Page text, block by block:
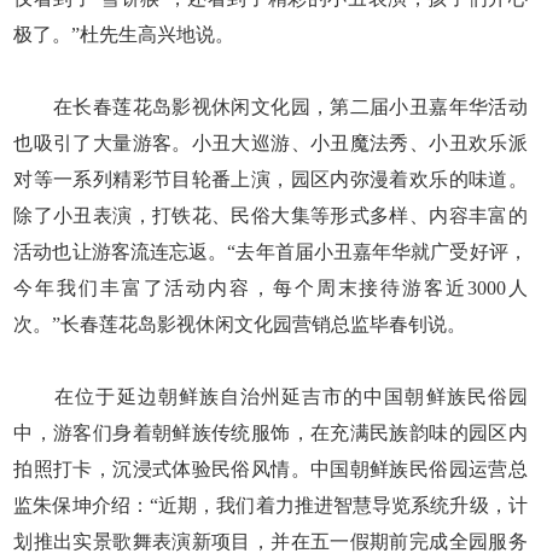
极了。”杜先生高兴地说。
在长春莲花岛影视休闲文化园，第二届小丑嘉年华活动
也吸引了大量游客。小丑大巡游、小丑魔法秀、小丑欢乐派
对等一系列精彩节目轮番上演，园区内弥漫着欢乐的味道。
除了小丑表演，打铁花、民俗大集等形式多样、内容丰富的
活动也让游客流连忘返。“去年首届小丑嘉年华就广受好评，
今年我们丰富了活动内容，每个周末接待游客近3000人
次。”长春莲花岛影视休闲文化园营销总监毕春钊说。
在位于延边朝鲜族自治州延吉市的中国朝鲜族民俗园
中，游客们身着朝鲜族传统服饰，在充满民族韵味的园区内
拍照打卡，沉浸式体验民俗风情。中国朝鲜族民俗园运营总
监朱保坤介绍：“近期，我们着力推进智慧导览系统升级，计
划推出实景歌舞表演新项目，并在五一假期前完成全园服务